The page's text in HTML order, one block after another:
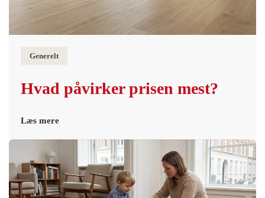
Generelt
Hvad påvirker prisen mest?
Læs mere